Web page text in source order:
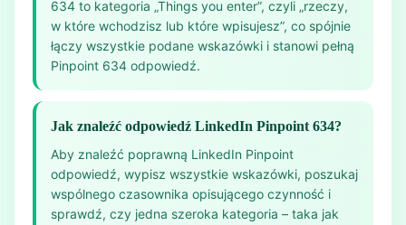
634 to kategoria „Things you enter”, czyli „rzeczy,
w które wchodzisz lub które wpisujesz”, co spójnie
łączy wszystkie podane wskazówki i stanowi pełną
Pinpoint 634 odpowiedź.
Jak znaleźć odpowiedź LinkedIn Pinpoint 634?
Aby znaleźć poprawną LinkedIn Pinpoint
odpowiedź, wypisz wszystkie wskazówki, poszukaj
wspólnego czasownika opisującego czynność i
sprawdź, czy jedna szeroka kategoria – taka jak